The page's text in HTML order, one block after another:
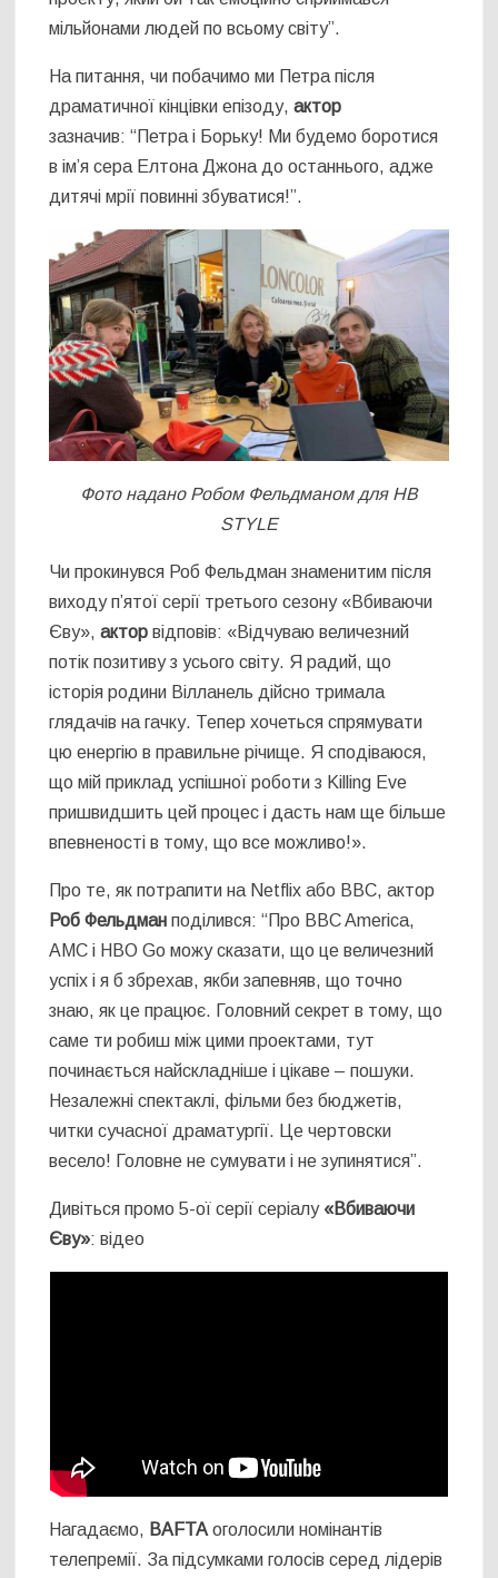
мільйонами людей по всьому світу”.
На питання, чи побачимо ми Петра після
драматичної кінцівки епізоду,актор
зазначив: “Петра і Борьку! Ми будемо боротися
в ім’я сера Елтона Джона до останнього, адже
дитячі мрії повинні збуватися!”.
Фото надано Робом Фельдманом для НВ
STYLE
Чи прокинувся Роб Фельдман знаменитим після
виходу п’ятої серії третього сезону «Вбиваючи
Єву»,актор відповів: «Відчуваю величезний
потік позитиву з усього світу. Я радий, що
історія родини Вілланель дійсно тримала
глядачів на гачку. Тепер хочеться спрямувати
цю енергію в правильне річище. Я сподіваюся,
що мій приклад успішної роботи з Killing Eve
пришвидшить цей процес і дасть нам ще більше
впевненості в тому, що все можливо!».
Про те, як потрапити на Netflix або BBC, актор
Роб Фельдман поділився: “Про BBC America,
AMC і HBO Go можу сказати, що це величезний
успіх і я б збрехав, якби запевняв, що точно
знаю, як це працює. Головний секрет в тому, що
саме ти робиш між цими проектами, тут
починається найскладніше і цікаве – пошуки.
Незалежні спектаклі, фільми без бюджетів,
читки сучасної драматургії. Це чертовски
весело! Головне не сумувати і не зупинятися”.
Дивіться промо 5-ої серії серіалу «Вбиваючи
Єву»: відео
Нагадаємо, BAFTA оголосили номінантів
телепремії. За підсумками голосів серед лідерів